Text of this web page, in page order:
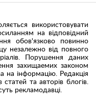
використовувати
на відповідний
обов'язково повинно
незалежно від повного
Порушення даних
захищаемих законом
на інформацію. Редакція
та авторів блогів.
рекламодавці.